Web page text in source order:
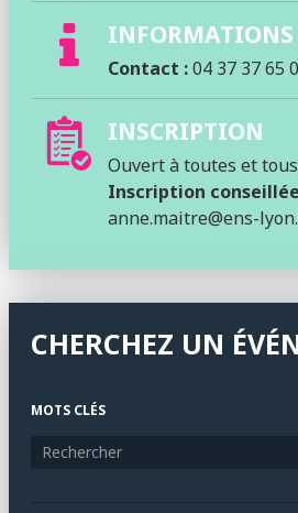
INFORMATIONS
Contact :04 37 37 65
INSCRIPTION
Ouvert à toutes et
Inscription
anne.maitre@ens-
CHERCHEZ UN
MOTS CLÉS